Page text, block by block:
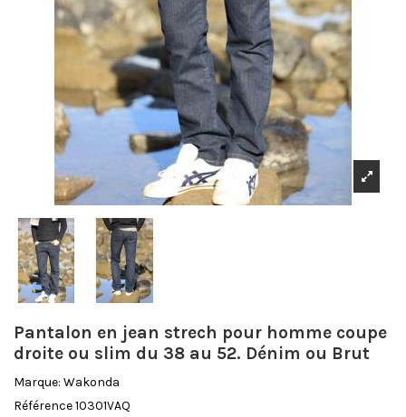
Pantalon en jean strech pour homme coupe
droite ou slim du 38 au 52. Dénim ou Brut
Marque: Wakonda
Référence10301VAQ